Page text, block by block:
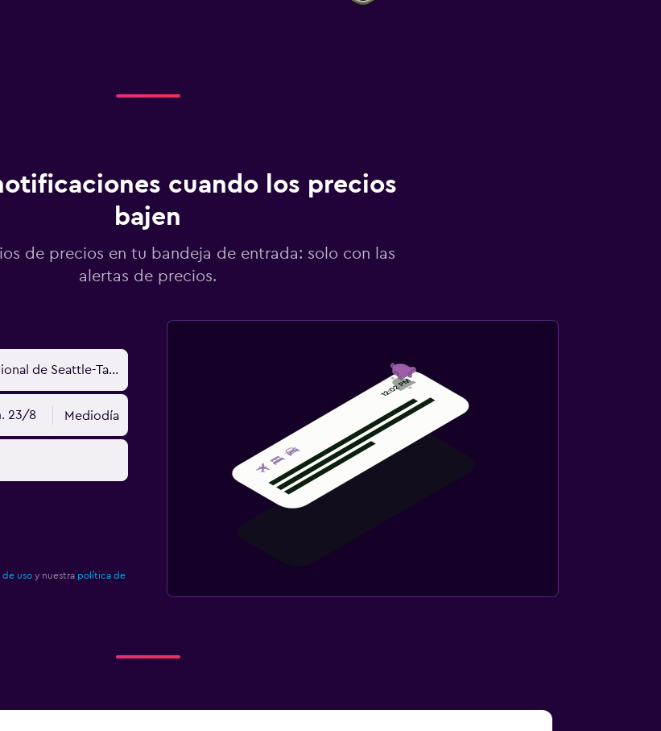
cuando los precios
bajen
de precios en tu bandeja de entrada: solo con las
alertas de precios.
23/8 Mediodía
usoy nuestra política de